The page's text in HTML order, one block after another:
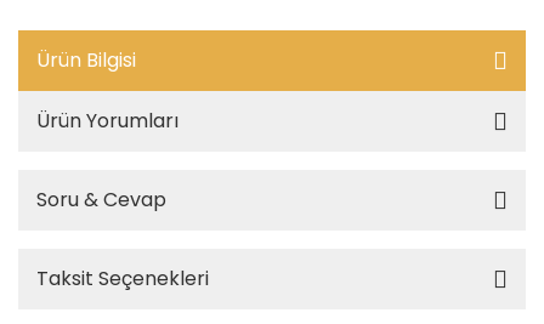
Ürün Bilgisi
Ürün Yorumları
Soru & Cevap
Taksit Seçenekleri